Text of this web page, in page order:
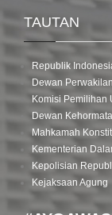
TAUTAN
Republik
Dewan
Komisi Pemilihan
Dewan
Mahkamah
Kementerian
Kepolisian
Kejaksaan Agung